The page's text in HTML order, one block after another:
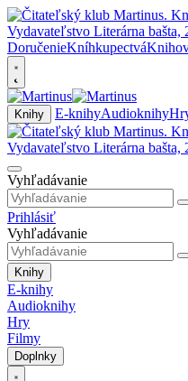
DoručenieKníhkupectvá
Knihy E-knihyAudioknihy
Vyhľadávanie
Prihlásiť
Vyhľadávanie
Knihy
E-knihy
Audioknihy
Hry
Filmy
Doplnky